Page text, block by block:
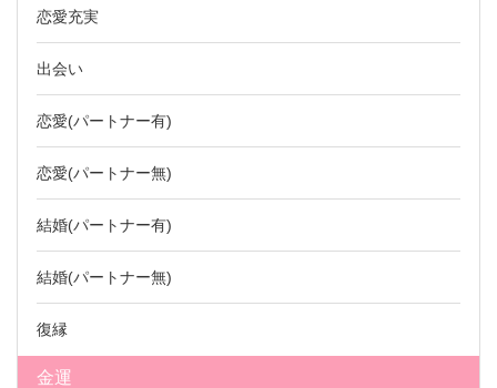
恋愛充実
出会い
恋愛(パートナー有)
恋愛(パートナー無)
結婚(パートナー有)
結婚(パートナー無)
復縁
金運